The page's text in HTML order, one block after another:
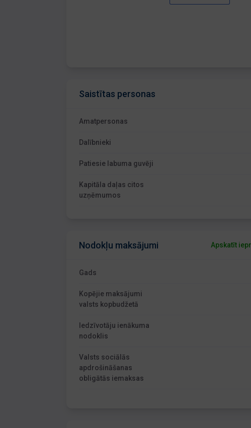
Saistītas personas
Amatpersonas
Dalībnieki
Patiesie labuma guvēji
Kapitāla daļas citos
uzņēmumos
Nodokļu maksājumi Apskatīt
Gads
Kopējie maksājumi
valsts kopbudžetā
Iedzīvotāju ienākuma
nodoklis
Valsts sociālās
apdrošināšanas
obligātās iemaksas